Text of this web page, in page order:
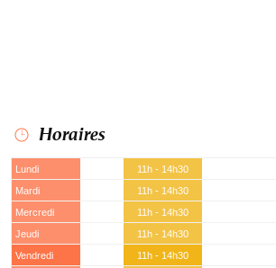
Horaires
Lundi 11h - 14h30
Mardi
11h - 14h30
Mercredi
11h - 14h30
Jeudi
11h - 14h30
Vendredi
11h - 14h30